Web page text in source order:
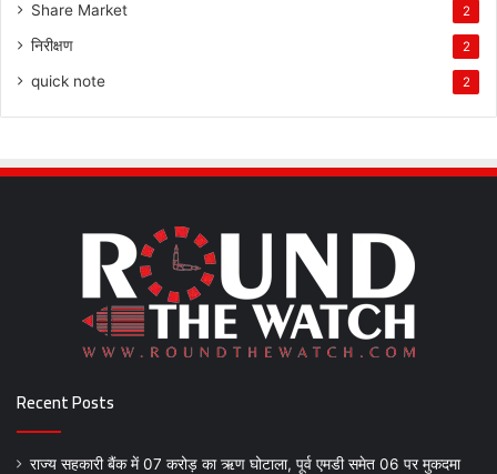
Share Market 2
निरीक्षण 2
quick note 2
Recent Posts
राज्य सहकारी बैंक में 07 करोड़ का ऋण घोटाला, पूर्व एमडी समेत 06 पर मुकदमा